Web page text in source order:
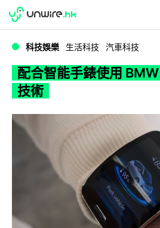
配合智能手錶使用
WWDC 2026
科技娛樂 生活科技 汽車科技
配合智能手錶使用
技術